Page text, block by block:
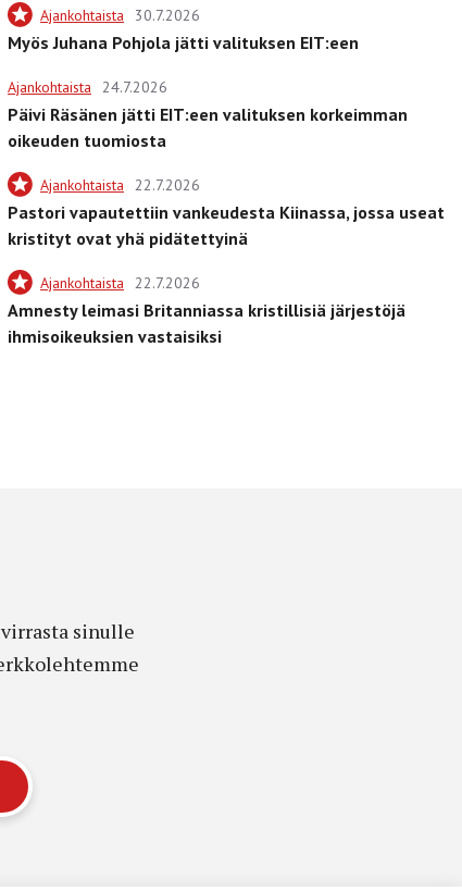
Ajankohtaista 30.7.2026
Myös Juhana Pohjola jätti valituksen EIT:een
Ajankohtaista 24.7.2026
Päivi Räsänen jätti EIT:een valituksen korkeimman
oikeuden tuomiosta
Ajankohtaista 22.7.2026
Pastori vapautettiin vankeudesta Kiinassa, jossa useat
kristityt ovat yhä pidätettyinä
Ajankohtaista 22.7.2026
Amnesty leimasi Britanniassa kristillisiä järjestöjä
ihmisoikeuksien vastaisiksi
sinulle